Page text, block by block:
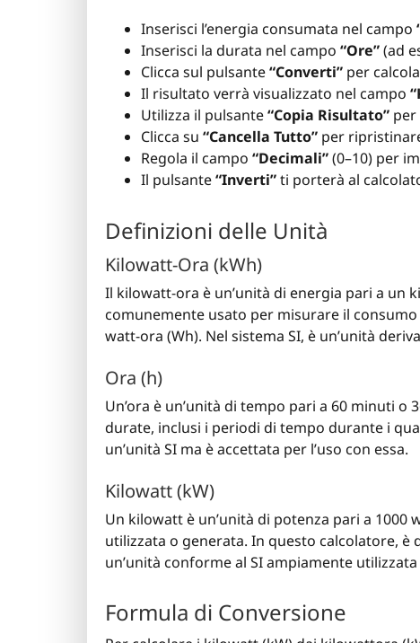
Inserisci l’energia consumata nel campo
Inserisci la durata nel campo “Ore”(ad
Clicca sul pulsante“Converti” per
Il risultato verrà visualizzato nel campo
Utilizza il pulsante“Copia Risultato” per
Clicca su “Cancella Tutto” per
Regola il campo “Decimali”(0–10) per
Il pulsante“Inverti”ti porterà al
Definizioni delle Unità
Kilowatt-Ora (kWh)
Il kilowatt-ora è un’unità di energia pari a un
comunemente usato per misurare il
watt-ora (Wh). Nel sistema SI, è un’unità
Ora (h)
Un’ora è un’unità di tempo pari a 60 minuti
durate, inclusi i periodi di tempo durante i
un’unità SI ma è accettata per l’uso con essa.
Kilowatt (kW)
Un kilowatt è un’unità di potenza pari a 1000
utilizzata o generata. In questo calcolatore, è
un’unità conforme al SI ampiamente
Formula di Conversione